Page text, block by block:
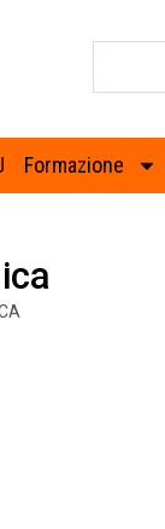
Formazione